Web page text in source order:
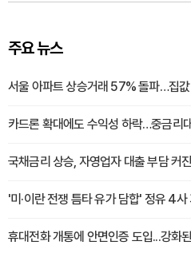
주요 뉴스
서울 아파트 상승거래 57% 돌파…집
카드론 확대에도 수익성 하락…중금리
국채금리 상승, 자영업자 대출 부담 커
'미·이란 전쟁 틈타 유가 담합' 정유 4
휴대전화 개통에 안면인증 도입...강화